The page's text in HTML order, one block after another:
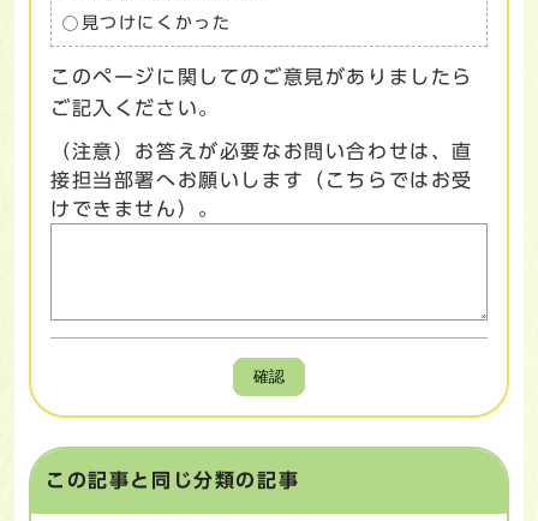
見つけにくかった
このページに関してのご意見がありましたら
ご記入ください。
（注意）お答えが必要なお問い合わせは、直
接担当部署へお願いします（こちらではお受
けできません）。
確認
この記事と同じ分類の記事